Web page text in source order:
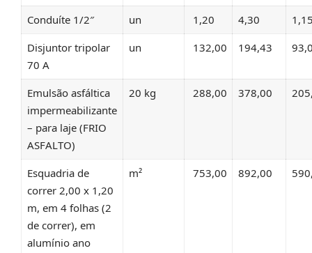
Conduíte 1/2″ un 1,20 4,30
Disjuntor tripolar
70 A
un 132,00 194,43
Emulsão asfáltica
impermeabilizante
– para laje (FRIO
ASFALTO)
20 kg 288,00 378,00
Esquadria de
correr 2,00 x 1,20
m, em 4 folhas (2
de correr), em
alumínio ano
m² 753,00 892,00